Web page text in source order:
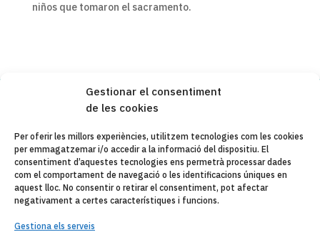
Gestionar el consentiment
de les cookies
Per oferir les millors experiències, utilitzem tecnologies com les cookies
per emmagatzemar i/o accedir a la informació del dispositiu. El
consentiment d’aquestes tecnologies ens permetrà processar dades
com el comportament de navegació o les identificacions úniques en
aquest lloc. No consentir o retirar el consentiment, pot afectar
negativament a certes característiques i funcions.
Gestiona els serveis
niños que tomaron el sacramento.
Copyleft 2025Itaka-Escolapios
AVÍS LEGAL
POLÍTICA DE PRIVACITAT